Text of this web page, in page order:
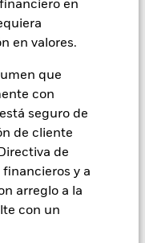
en
en valores.
que
con
seguro de
de cliente
de
y a
arreglo a la
con un
podría conllevar
denominado «spill-
se dispone de los
fondo, podrá ver un
del fondo: las clases de
mediante la
el listado
con cobertura de
a la sociedad